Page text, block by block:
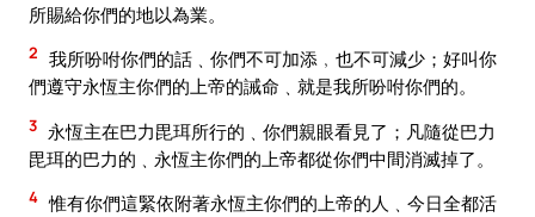
所賜給你們的地以為業。
2 我所吩咐你們的話﹑你們不可加添﹐也不可減少；好叫你
們遵守永恆主你們的上帝的誡命﹑就是我所吩咐你們的。
3 永恆主在巴力毘珥所行的﹑你們親眼看見了；凡隨從巴力
毘珥的巴力的﹑永恆主你們的上帝都從你們中間消滅掉了。
4 惟有你們這緊依附著永恆主你們的上帝的人﹑今日全都活